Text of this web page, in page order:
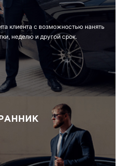
клиента с возможностью нанять
неделю и другой срок.